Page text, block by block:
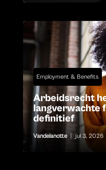
Employment & Benefits
Arbeidsrecht
langverwachte
definitief
Vandelanotte jul 3, 2026